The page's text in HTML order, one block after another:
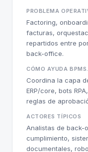
PROBLEMA
Factoring,
facturas,
repartidos entre
back-office.
CÓMO AYUDA
Coordina la capa
ERP/core, bots
reglas de
ACTORES TÍPICOS
Analistas de back-
cumplimiento,
documentales,